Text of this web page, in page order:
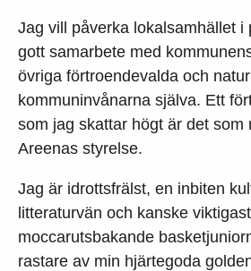
Jag vill påverka lokalsamhället i
gott samarbete med
övriga förtroendevalda och
kommuninvånarna själva. Ett
som jag skattar högt är det som
Areenas styrelse.
Jag är idrottsfrälst, en inbiten
litteraturvän och kanske
moccarutsbakande
rastare av min hjärtegoda